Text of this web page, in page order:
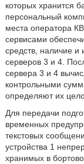
которых хранится
персональный
места оператора
сервисами
средств, наличие и
серверов 3 и 4.
сервера 3 и 4
контрольными
определяют их
Для передачи
временных
текстовых
устройства 1
хранимых в